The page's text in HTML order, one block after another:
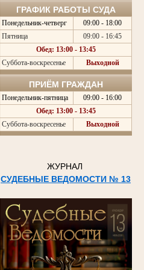
ГРАФИК РАБОТЫ СУДА
Понедельник-четверг
09:00 - 18:00
Пятница
09:00 - 16:45
Обед: 13:00 - 13:45
Суббота-воскресенье
Выходной
ПРИЁМ ГРАЖДАН
Понедельник-пятница
09:00 - 16:00
Обед: 13:00 - 13:45
Суббота-воскресенье
Выходной
ЖУРНАЛ
СУДЕБНЫЕ ВЕДОМОСТИ № 13